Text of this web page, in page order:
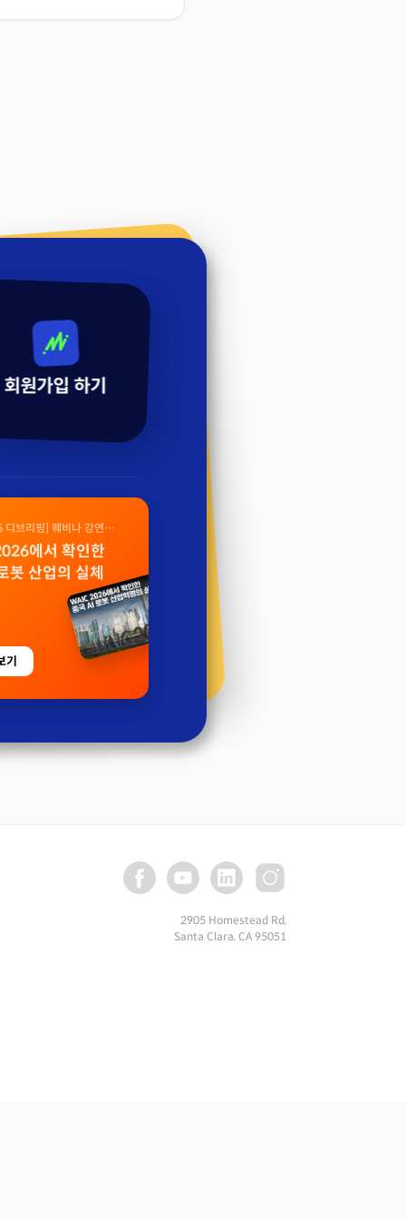
회원가입 하기
브리핑] 웨비나 강연
에서 확인한
봇 산업의 실체
기
2905 Homestead Rd,
Santa Clara, CA 95051